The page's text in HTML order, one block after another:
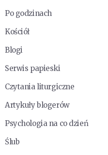
Po godzinach
Kościół
Blogi
Serwis papieski
Czytania liturgiczne
Artykuły blogerów
Psychologia na co dzień
Ślub